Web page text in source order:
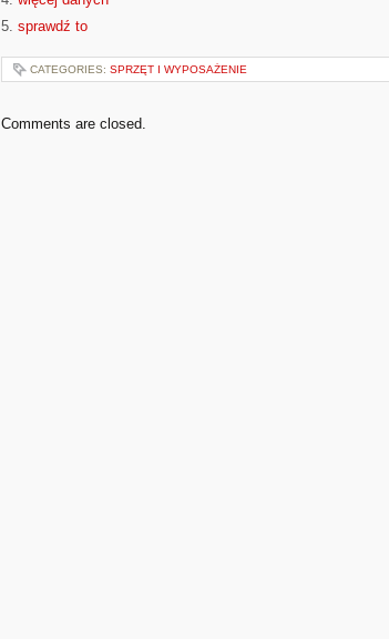
5. sprawdź to
CATEGORIES: SPRZĘT I WYPOSAŻENIE
Comments are closed.